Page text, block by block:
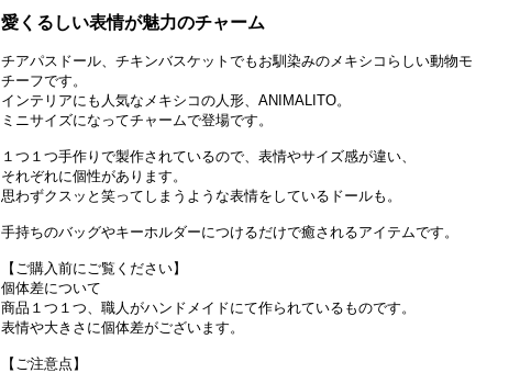
愛くるしい表情が魅力のチャーム
チアパスドール、チキンバスケットでもお馴染みのメキシコらしい動物モ
チーフです。
インテリアにも人気なメキシコの人形、ANIMALITO。
ミニサイズになってチャームで登場です。
１つ１つ手作りで製作されているので、表情やサイズ感が違い、
それぞれに個性があります。
思わずクスッと笑ってしまうような表情をしているドールも。
手持ちのバッグやキーホルダーにつけるだけで癒されるアイテムです。
【ご購入前にご覧ください】
個体差について
商品１つ１つ、職人がハンドメイドにて作られているものです。
表情や大きさに個体差がございます。
【ご注意点】